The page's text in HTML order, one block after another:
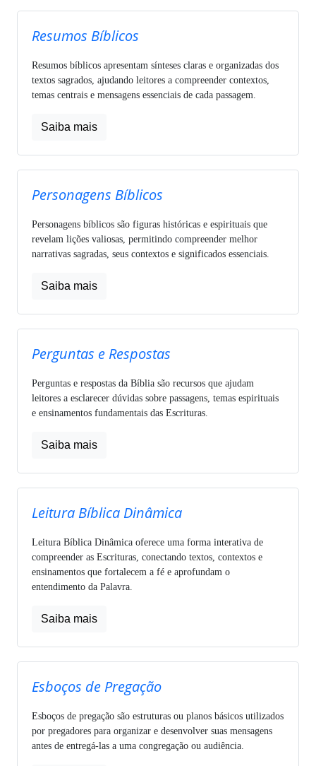
Resumos Bíblicos
Resumos bíblicos apresentam sínteses claras e organizadas dos
textos sagrados, ajudando leitores a compreender contextos,
temas centrais e mensagens essenciais de cada passagem.
Saiba mais
Personagens Bíblicos
Personagens bíblicos são figuras históricas e espirituais que
revelam lições valiosas, permitindo compreender melhor
narrativas sagradas, seus contextos e significados essenciais.
Saiba mais
Perguntas e Respostas
Perguntas e respostas da Bíblia são recursos que ajudam
leitores a esclarecer dúvidas sobre passagens, temas espirituais
e ensinamentos fundamentais das Escrituras.
Saiba mais
Leitura Bíblica Dinâmica
Leitura Bíblica Dinâmica oferece uma forma interativa de
compreender as Escrituras, conectando textos, contextos e
ensinamentos que fortalecem a fé e aprofundam o
entendimento da Palavra.
Saiba mais
Esboços de Pregação
Esboços de pregação são estruturas ou planos básicos utilizados
por pregadores para organizar e desenvolver suas mensagens
antes de entregá-las a uma congregação ou audiência.